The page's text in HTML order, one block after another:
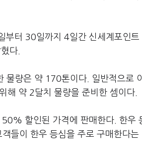
부터 30일까지 4일간 신세계포인
다.
물량은 약 170톤이다. 일반적으로
해 약 2달치 물량을 준비한 셈이다.
50% 할인된 가격에 판매한다. 한
들이 한우 등심을 주로 구매한다